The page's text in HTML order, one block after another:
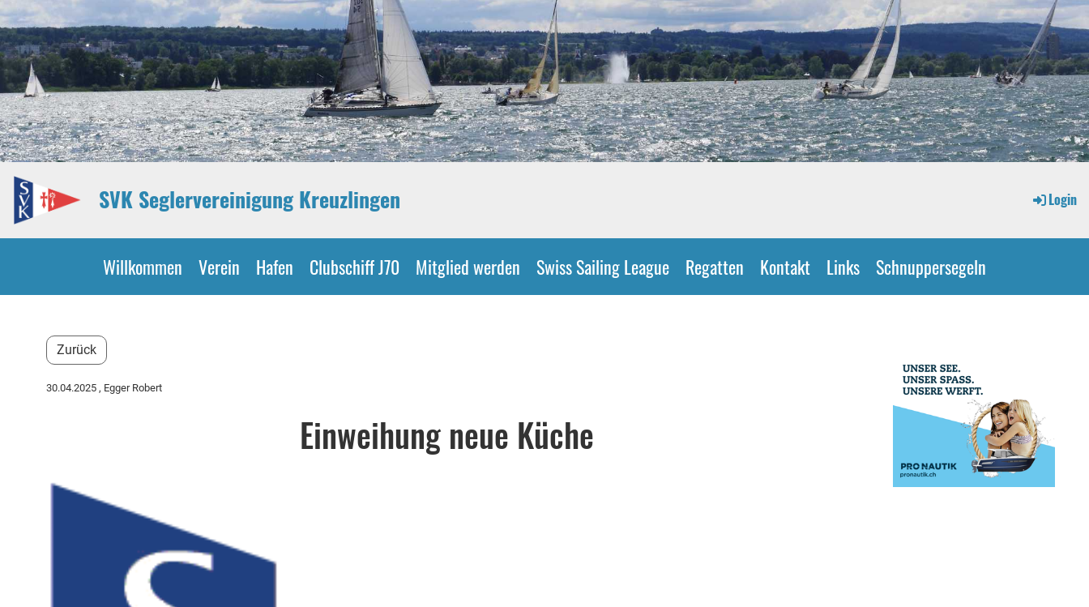
SVK Seglervereinigung Kreuzlingen Login
Willkommen Verein Hafen Clubschiff J70 Mitglied werden Swiss Sailing League Regatten Kontakt Links Schnuppersegeln
Zurück
30.04.2025 , Egger Robert
Einweihung neue Küche